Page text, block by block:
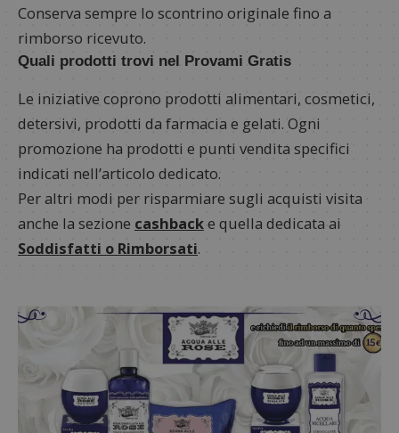
Conserva sempre lo scontrino originale fino a
rimborso ricevuto.
Quali prodotti trovi nel Provami Gratis
Le iniziative coprono prodotti alimentari, cosmetici,
detersivi, prodotti da farmacia e gelati. Ogni
promozione ha prodotti e punti vendita specifici
indicati nell’articolo dedicato.
Per altri modi per risparmiare sugli acquisti visita
anche la sezione cashbacke quella dedicata ai
Soddisfatti o Rimborsati.